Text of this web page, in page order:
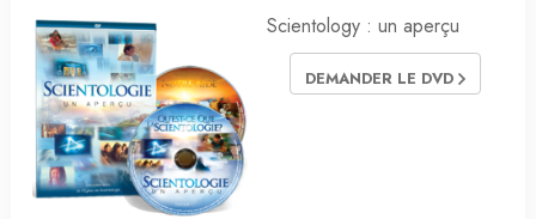
Scientology : un aperçu
DEMANDER LE DVD